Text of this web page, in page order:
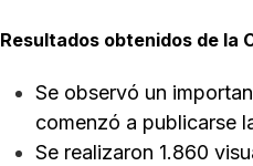
Resultados obtenidos de la
Se observó un
comenzó a publicarse
Se realizaron 1.860